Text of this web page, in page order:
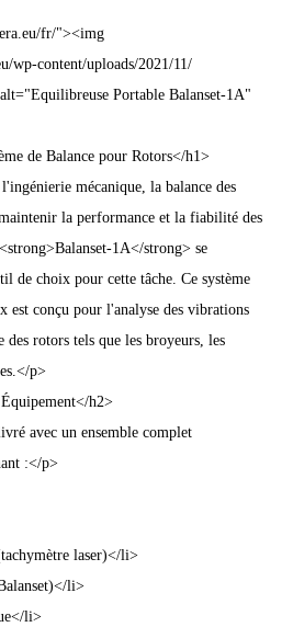
fr/"><img
wp-content/uploads/2021/11/
Portable Balanset-1A"
de Balance pour Rotors</h1>
mécanique, la balance des
la performance et la fiabilité des
1A</strong> se
de choix pour cette tâche. Ce système
est conçu pour l'analyse des vibrations
des rotors tels que les broyeurs, les
p>
h2>
avec un ensemble complet
:</p>
laser)</li>
li>
li>